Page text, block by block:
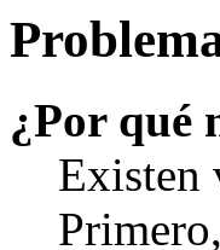
¿Por qué
Existen